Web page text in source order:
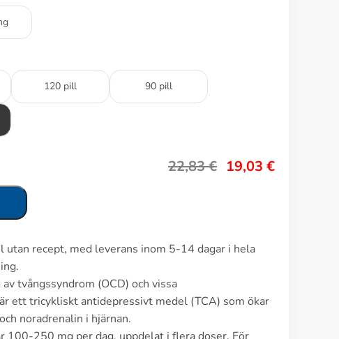
120 pill 90 pill
22,83€ 19,03 €
utan recept, med leverans inom 5-14 dagar i hela
tvångssyndrom (OCD) och vissa
ett tricykliskt antidepressivt medel (TCA) som ökar
noradrenalin i hjärnan.